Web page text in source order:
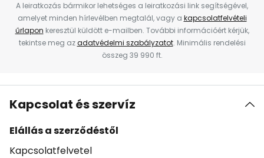
A leiratkozás bármikor lehetséges a leiratkozási link segítségével,
amelyet minden hírlevélben megtalál, vagy a kapcsolatfelvételi
űrlapon keresztül küldött e-mailben. További információért kérjük,
tekintse meg azadatvédelmi szabályzatot. Minimális rendelési
összeg 39 990 ft.
Kapcsolat és szervíz
Elállás a szerződéstől
Kapcsolatfelvetel